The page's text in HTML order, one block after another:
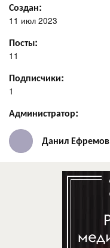
Создан:
11 июл 2023
Посты:
11
Подписчики:
1
Администратор:
Данил Ефремов